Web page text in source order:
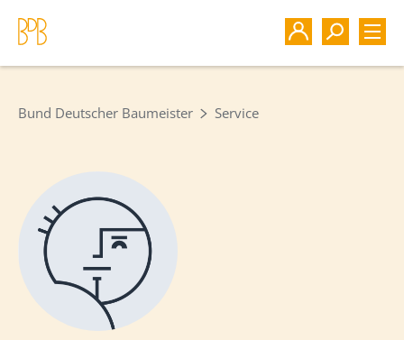
Bund Deutscher Baumeister Service